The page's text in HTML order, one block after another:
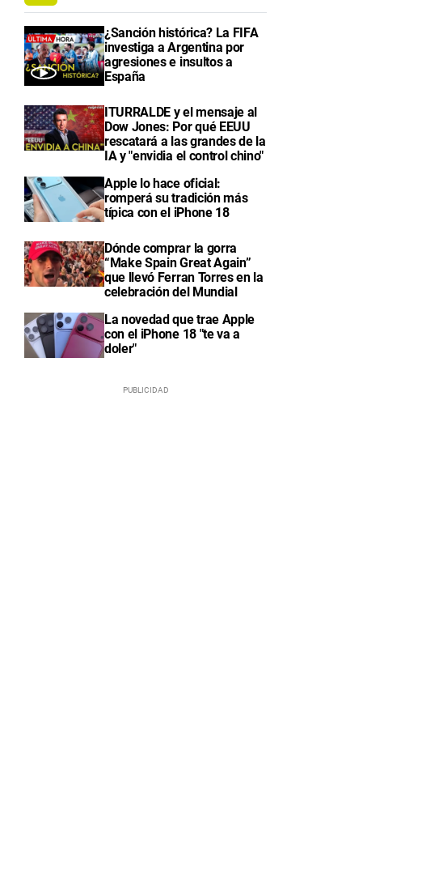
¿Sanción histórica? La FIFA
investiga a Argentina por
agresiones e insultos a
España
ITURRALDE y el mensaje al
Dow Jones: Por qué EEUU
rescatará a las grandes de la
IA y "envidia el control chino"
Apple lo hace oficial:
romperá su tradición más
típica con el iPhone 18
Dónde comprar la gorra
“Make Spain Great Again”
que llevó Ferran Torres en la
celebración del Mundial
La novedad que trae Apple
con el iPhone 18 "te va a
doler"